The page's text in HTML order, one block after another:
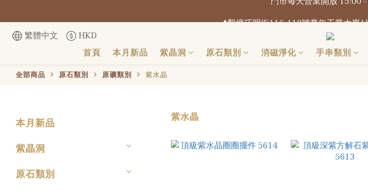
門市每天營業開放 15:00 -
📍觀塘巧明街116-118號萬年工業大廈1
繁體中文 HKD
首頁
本月新品 紫晶洞 原石類別 消磁淨化 手串類別
全部商品 原石類別 原礦類別 紫水晶
本月新品
紫晶洞
原石類別
紫水晶